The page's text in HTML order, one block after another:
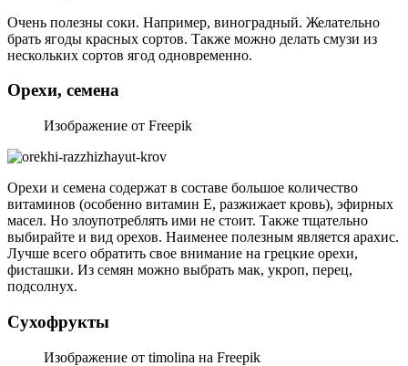
Очень полезны соки. Например, виноградный. Желательно
брать ягоды красных сортов. Также можно делать смузи из
нескольких сортов ягод одновременно.
Орехи, семена
Изображение от Freepik
Орехи и семена содержат в составе большое количество
витаминов (особенно витамин Е, разжижает кровь), эфирных
масел. Но злоупотреблять ими не стоит. Также тщательно
выбирайте и вид орехов. Наименее полезным является арахис.
Лучше всего обратить свое внимание на грецкие орехи,
фисташки. Из семян можно выбрать мак, укроп, перец,
подсолнух.
Сухофрукты
Изображение от timolina на Freepik